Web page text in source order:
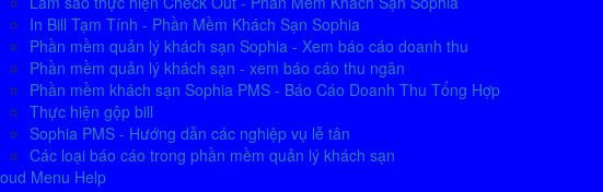
In Bill Tạm Tính - Phần Mềm Khách Sạn Sophia
Phần mềm quản lý khách sạn Sophia - Xem báo cáo doanh thu
Phần mềm quản lý khách sạn - xem báo cáo thu ngân
Phần mềm khách sạn Sophia PMS - Báo Cáo Doanh Thu Tổng Hợp
Thực hiện gộp bill
Sophia PMS - Hướng dẫn các nghiệp vụ lễ tân
Các loại báo cáo trong phần mềm quản lý khách sạn
Menu Help